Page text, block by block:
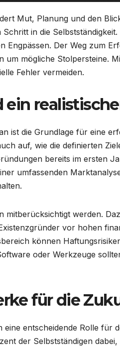
Mut, Planung und den
in die
Engpässen. Der Weg zum
um mögliche Stolpersteine.
Fehler vermeiden.
ein
ist die Grundlage für eine
auf, wie die definierten
bereits im ersten
umfassenden
mitberücksichtigt werden.
vor hohen
können
oder Werkzeuge
für die
eine entscheidende Rolle für
der Selbstständigen